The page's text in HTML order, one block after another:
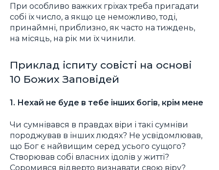
При особливо важких гріхах треба пригадати
собі їх число, а якщо це неможливо, тоді,
принаймні, приблизно, як часто на тиждень,
на місяць, на рік ми їх чинили.
Приклад іспиту совісті на основі
10 Божих Заповідей
1. Нехай не буде в тебе інших богів, крім мене
Чи сумнівався в правдах віри і такі сумніви
породжував в інших людях? Не усвідомлював,
що Бог є найвищим серед усього сущого?
Створював собі власних ідолів у житті?
Соромився відверто визнавати свою віру?